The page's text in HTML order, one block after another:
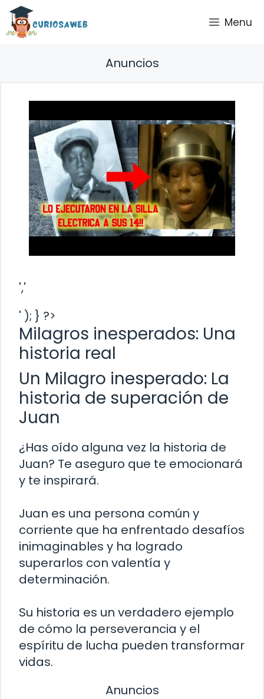
Saltar
contenido
Menu
Anuncios
','
' ); } ?>
Milagros inesperados: Una
historia real
Un Milagro inesperado: La
historia de superación de
Juan
¿Has oído alguna vez la historia de
Juan? Te aseguro que te emocionará
y te inspirará.
Juan es una persona común y
corriente que ha enfrentado desafíos
inimaginables y ha logrado
superarlos con valentía y
determinación.
Su historia es un verdadero ejemplo
de cómo la perseverancia y el
espíritu de lucha pueden transformar
vidas.
Anuncios